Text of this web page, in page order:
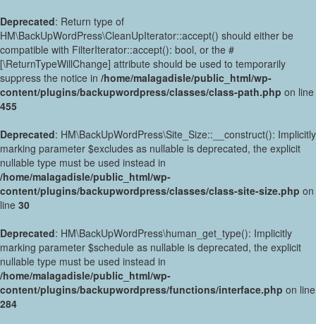
Deprecated: Return type of
HM\BackUpWordPress\CleanUpIterator::accept() should either be
compatible with FilterIterator::accept(): bool, or the #
[\ReturnTypeWillChange] attribute should be used to temporarily
suppress the notice in /home/malagadisle/public_html/wp-
content/plugins/backupwordpress/classes/class-path.php on line
455
Deprecated: HM\BackUpWordPress\Site_Size::__construct(): Implicitly
marking parameter $excludes as nullable is deprecated, the explicit
nullable type must be used instead in
/home/malagadisle/public_html/wp-
content/plugins/backupwordpress/classes/class-site-size.php on
line 30
Deprecated: HM\BackUpWordPress\human_get_type(): Implicitly
marking parameter $schedule as nullable is deprecated, the explicit
nullable type must be used instead in
/home/malagadisle/public_html/wp-
content/plugins/backupwordpress/functions/interface.php on line
284